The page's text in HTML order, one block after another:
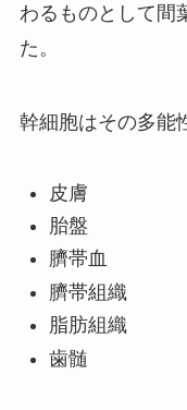
わるものとして間
た。
幹細胞はその多能
皮膚
胎盤
臍帯血
臍帯組織
脂肪組織
歯髄